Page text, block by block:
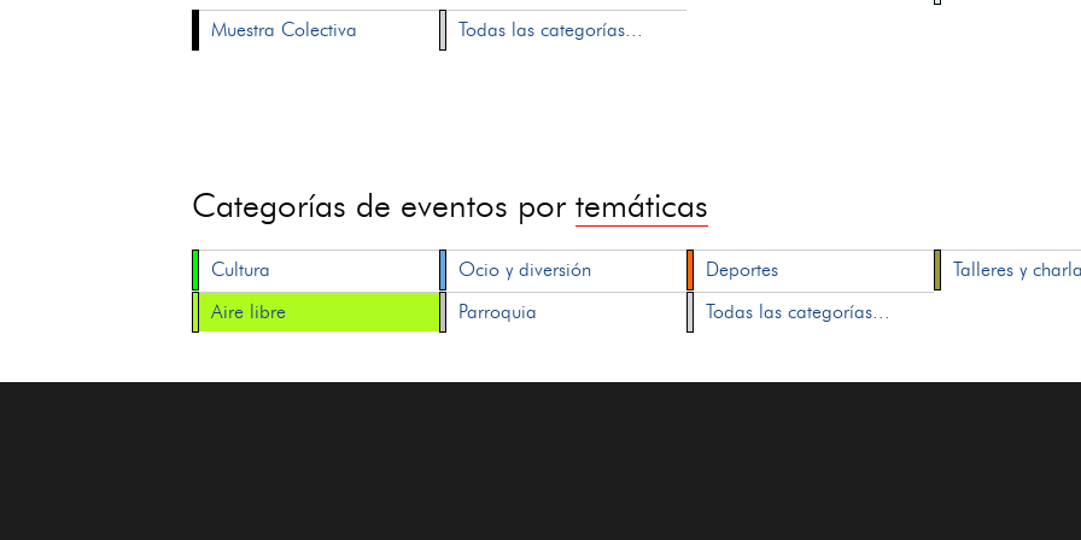
Muestra Colectiva
Todas las categorías...
Categorías de eventos portemáticas
Cultura Ocio y diversión Deportes Talleres y
Aire libre
Parroquia Todas las categorías...